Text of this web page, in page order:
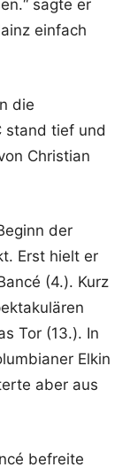
sagte er
einfach
die
stand tief und
Christian
der
Erst hielt er
(4.). Kurz
Tor (13.). In
Elkin
aber aus
befreite